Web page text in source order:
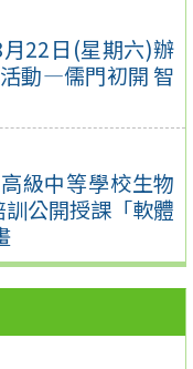
22日(星期六)辦
動—儒門初開 智
級中等學校生物
公開授課「軟體